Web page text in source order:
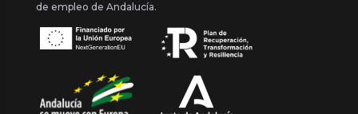
de empleo de Andalucía.